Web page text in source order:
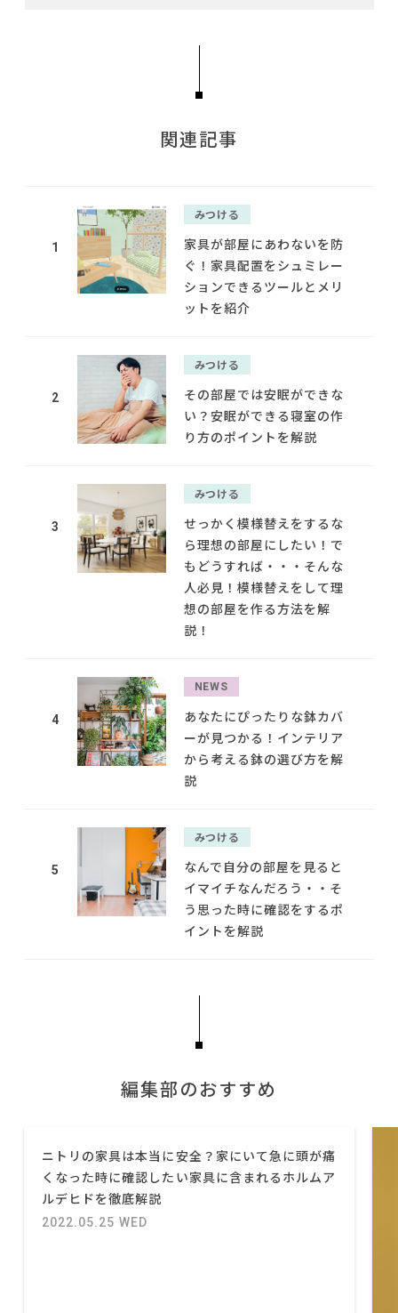
関連記事
1
みつける
家具が部屋にあわないを防
ぐ！家具配置をシュミレー
ションできるツールとメリ
ットを紹介
2
みつける
その部屋では安眠ができな
い？安眠ができる寝室の作
り方のポイントを解説
3
みつける
せっかく模様替えをするな
ら理想の部屋にしたい！で
もどうすれば・・・そんな
人必見！模様替えをして理
想の部屋を作る方法を解
説！
4
NEWS
あなたにぴったりな鉢カバ
ーが見つかる！インテリア
から考える鉢の選び方を解
説
5
みつける
なんで自分の部屋を見ると
イマイチなんだろう・・そ
う思った時に確認をするポ
イントを解説
編集部のおすすめ
ニトリの家具は本当に安全？家にいて急に頭が痛
くなった時に確認したい家具に含まれるホルムア
ルデヒドを徹底解説
2022.05.25 WED